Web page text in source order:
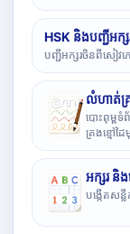
HSK និងបញ្ជីអក្
បញ្ជីអក្សរចិនពីសៀវ
លំហាត់គ្
បោះពុម្ពទំ
គ្រងខ្មៅដ
អក្សរ និ
បង្កើតសន្